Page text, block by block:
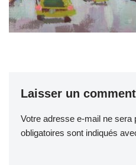
Laisser un
Votre adresse e-mail ne sera
obligatoires sont indiqués